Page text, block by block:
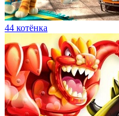
44 котёнка